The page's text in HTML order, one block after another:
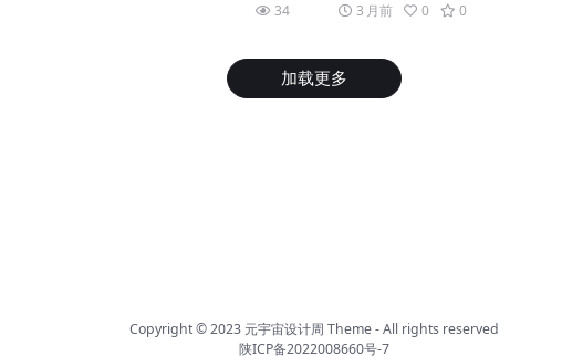
34
3 月前
0 0
加载更多
Copyright © 2023 元宇宙设计周 Theme- All rights reserved
陕ICP备2022008660号-7